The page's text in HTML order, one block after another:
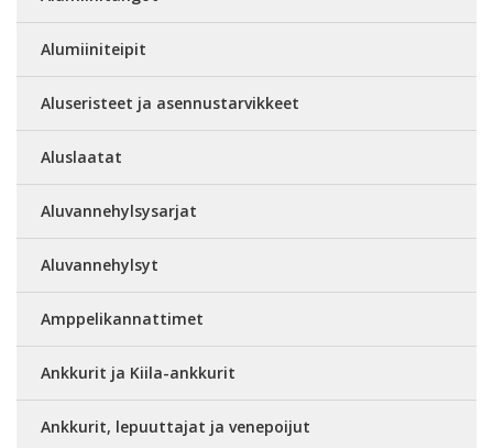
Alumiiniteipit
Aluseristeet ja asennustarvikkeet
Aluslaatat
Aluvannehylsysarjat
Aluvannehylsyt
Amppelikannattimet
Ankkurit ja Kiila-ankkurit
Ankkurit, lepuuttajat ja venepoijut